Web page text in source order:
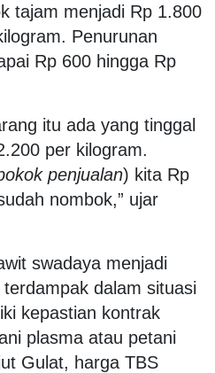
tajam menjadi Rp 1.800
Penurunan
Rp 600 hingga Rp
itu ada yang tinggal
per kilogram.
penjualan) kita Rp
nombok,” ujar
swadaya menjadi
dalam situasi
kepastian kontrak
plasma atau petani
Gulat, harga TBS